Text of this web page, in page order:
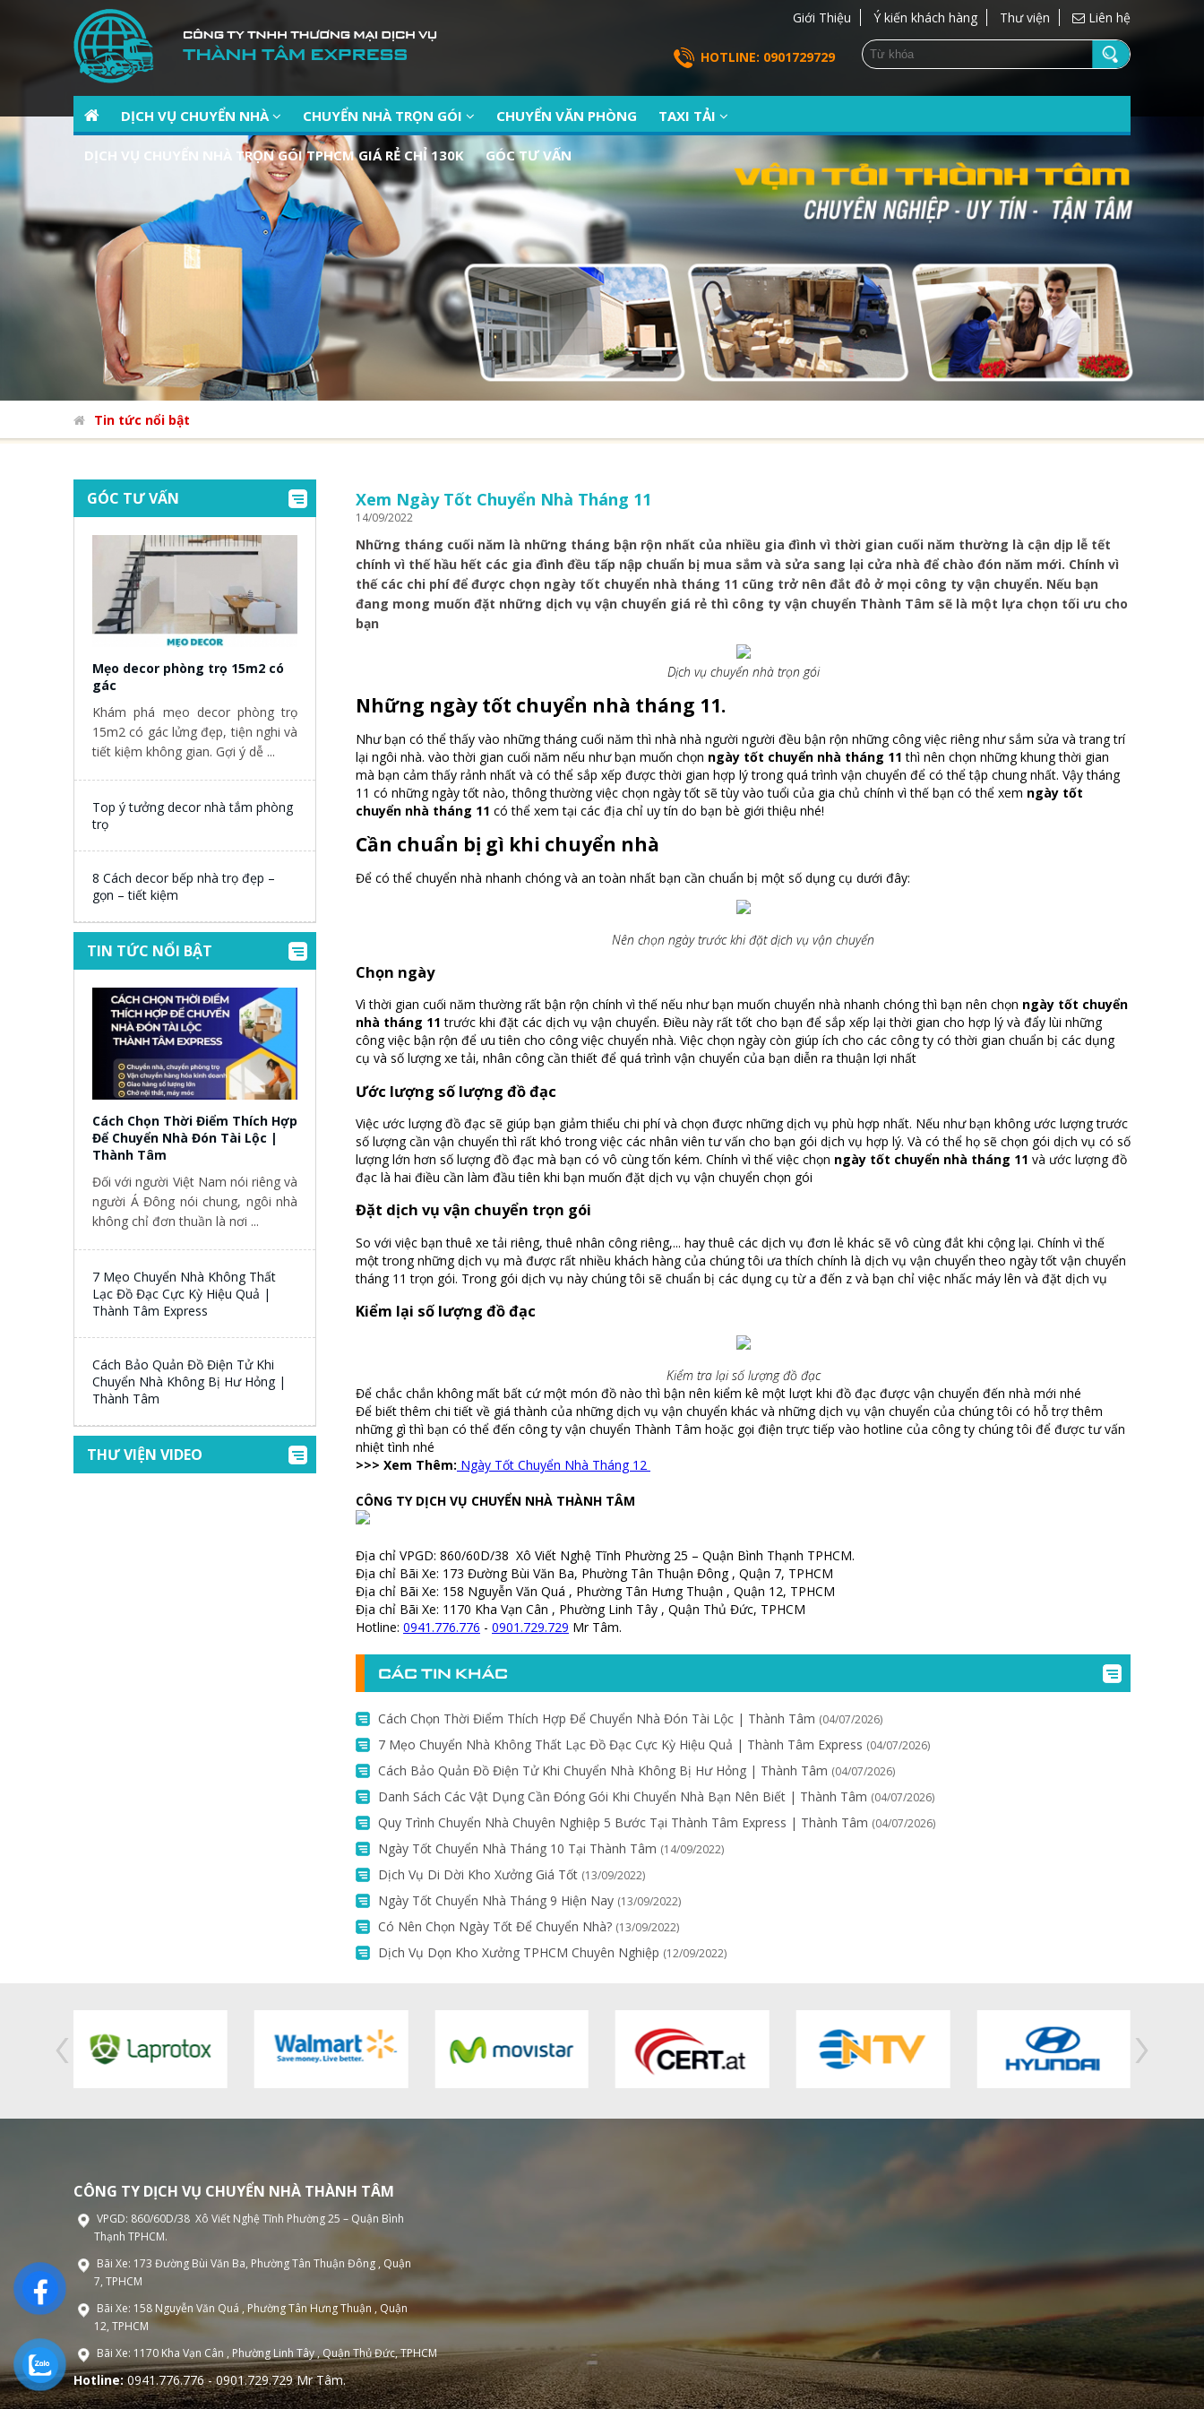
Giới Thiệu Ý kiến khách hàng Thư viện Liên hệ
HOTLINE: 0901729729
DỊCH VỤ CHUYỂN NHÀ CHUYỂN NHÀ TRỌN GÓI CHUYỂN VĂN PHÒNG TAXI TẢI
DỊCH VỤ CHUYỂN NHÀ TRỌN GÓI TPHCM GIÁ RẺ CHỈ 130K GÓC TƯ VẤN
Tin tức nổi bật
GÓC TƯ VẤN
Mẹo decor phòng trọ 15m2 có
gác
Khám phá mẹo decor phòng trọ
15m2 có gác lửng đẹp, tiện nghi và
tiết kiệm không gian. Gợi ý dễ ...
Top ý tưởng decor nhà tắm phòng
trọ
8 Cách decor bếp nhà trọ đẹp –
gọn – tiết kiệm
TIN TỨC NỔI BẬT
Cách Chọn Thời Điểm Thích Hợp
Để Chuyển Nhà Đón Tài Lộc |
Thành Tâm
Đối với người Việt Nam nói riêng và
người Á Đông nói chung, ngôi nhà
không chỉ đơn thuần là nơi ...
7 Mẹo Chuyển Nhà Không Thất
Lạc Đồ Đạc Cực Kỳ Hiệu Quả |
Thành Tâm Express
Cách Bảo Quản Đồ Điện Tử Khi
Chuyển Nhà Không Bị Hư Hỏng |
Thành Tâm
THƯ VIỆN VIDEO
Xem Ngày Tốt Chuyển Nhà Tháng 11
14/09/2022
Những tháng cuối năm là những tháng bận rộn nhất của nhiều gia đình vì thời gian cuối năm thường là cận dịp lễ tết
chính vì thế hầu hết các gia đình đều tấp nập chuẩn bị mua sắm và sửa sang lại cửa nhà để chào đón năm mới. Chính vì
thế các chi phí để được chọn ngày tốt chuyển nhà tháng 11 cũng trở nên đắt đỏ ở mọi công ty vận chuyển. Nếu bạn
đang mong muốn đặt những dịch vụ vận chuyển giá rẻ thì công ty vận chuyển Thành Tâm sẽ là một lựa chọn tối ưu cho
bạn
Dịch vụ chuyển nhà trọn gói
Những ngày tốt chuyển nhà tháng 11.
Như bạn có thể thấy vào những tháng cuối năm thì nhà nhà người người đều bận rộn những công việc riêng như sắm sửa và trang trí
lại ngôi nhà. vào thời gian cuối năm nếu như bạn muốn chọn ngày tốt chuyển nhà tháng 11 thì nên chọn những khung thời gian
mà bạn cảm thấy rảnh nhất và có thể sắp xếp được thời gian hợp lý trong quá trình vận chuyển để có thể tập chung nhất. Vậy tháng
11 có những ngày tốt nào, thông thường việc chọn ngày tốt sẽ tùy vào tuổi của gia chủ chính vì thế bạn có thể xem ngày tốt
chuyển nhà tháng 11 có thể xem tại các địa chỉ uy tín do bạn bè giới thiệu nhé!
Cần chuẩn bị gì khi chuyển nhà
Để có thể chuyển nhà nhanh chóng và an toàn nhất bạn cần chuẩn bị một số dụng cụ dưới đây:
Nên chọn ngày trước khi đặt dịch vụ vận chuyển
Chọn ngày
Vì thời gian cuối năm thường rất bận rộn chính vì thế nếu như bạn muốn chuyển nhà nhanh chóng thì bạn nên chọn ngày tốt chuyển
nhà tháng 11 trước khi đặt các dịch vụ vận chuyển. Điều này rất tốt cho bạn để sắp xếp lại thời gian cho hợp lý và đẩy lùi những
công việc bận rộn để ưu tiên cho công việc chuyển nhà. Việc chọn ngày còn giúp ích cho các công ty có thời gian chuẩn bị các dụng
cụ và số lượng xe tải, nhân công cần thiết để quá trình vận chuyển của bạn diễn ra thuận lợi nhất
Ước lượng số lượng đồ đạc
Việc ước lượng đồ đạc sẽ giúp bạn giảm thiểu chi phí và chọn được những dịch vụ phù hợp nhất. Nếu như bạn không ước lượng trước
số lượng cần vận chuyển thì rất khó trong việc các nhân viên tư vấn cho bạn gói dịch vụ hợp lý. Và có thể họ sẽ chọn gói dịch vụ có số
lượng lớn hơn số lượng đồ đạc mà bạn có vô cùng tốn kém. Chính vì thế việc chọn ngày tốt chuyển nhà tháng 11 và ước lượng đồ
đạc là hai điều cần làm đầu tiên khi bạn muốn đặt dịch vụ vận chuyển chọn gói
Đặt dịch vụ vận chuyển trọn gói
So với việc bạn thuê xe tải riêng, thuê nhân công riêng,... hay thuê các dịch vụ đơn lẻ khác sẽ vô cùng đắt khi cộng lại. Chính vì thế
một trong những dịch vụ mà được rất nhiều khách hàng của chúng tôi ưa thích chính là dịch vụ vận chuyển theo ngày tốt vận chuyển
tháng 11 trọn gói. Trong gói dịch vụ này chúng tôi sẽ chuẩn bị các dụng cụ từ a đến z và bạn chỉ việc nhấc máy lên và đặt dịch vụ
Kiểm lại số lượng đồ đạc
Kiểm tra lại số lượng đồ đạc
Để chắc chắn không mất bất cứ một món đồ nào thì bận nên kiểm kê một lượt khi đồ đạc được vận chuyển đến nhà mới nhé
Để biết thêm chi tiết về giá thành của những dịch vụ vận chuyển khác và những dịch vụ vận chuyển của chúng tôi có hỗ trợ thêm
những gì thì bạn có thể đến công ty vận chuyển Thành Tâm hoặc gọi điện trực tiếp vào hotline của công ty chúng tôi để được tư vấn
nhiệt tình nhé
>>> Xem Thêm: Ngày Tốt Chuyển Nhà Tháng 12
CÔNG TY DỊCH VỤ CHUYỂN NHÀ THÀNH TÂM
Địa chỉ VPGD: 860/60D/38 Xô Viết Nghệ Tĩnh Phường 25 – Quận Bình Thạnh TPHCM.
Địa chỉ Bãi Xe: 173 Đường Bùi Văn Ba, Phường Tân Thuận Đông , Quận 7, TPHCM
Địa chỉ Bãi Xe: 158 Nguyễn Văn Quá , Phường Tân Hưng Thuận , Quận 12, TPHCM
Địa chỉ Bãi Xe: 1170 Kha Vạn Cân , Phường Linh Tây , Quận Thủ Đức, TPHCM
Hotline: 0941.776.776 - 0901.729.729 Mr Tâm.
CÁC TIN KHÁC
Cách Chọn Thời Điểm Thích Hợp Để Chuyển Nhà Đón Tài Lộc | Thành Tâm (04/07/2026)
7 Mẹo Chuyển Nhà Không Thất Lạc Đồ Đạc Cực Kỳ Hiệu Quả | Thành Tâm Express (04/07/2026)
Cách Bảo Quản Đồ Điện Tử Khi Chuyển Nhà Không Bị Hư Hỏng | Thành Tâm (04/07/2026)
Danh Sách Các Vật Dụng Cần Đóng Gói Khi Chuyển Nhà Bạn Nên Biết | Thành Tâm (04/07/2026)
Quy Trình Chuyển Nhà Chuyên Nghiệp 5 Bước Tại Thành Tâm Express | Thành Tâm (04/07/2026)
Ngày Tốt Chuyển Nhà Tháng 10 Tại Thành Tâm (14/09/2022)
Dịch Vụ Di Dời Kho Xưởng Giá Tốt (13/09/2022)
Ngày Tốt Chuyển Nhà Tháng 9 Hiện Nay (13/09/2022)
Có Nên Chọn Ngày Tốt Để Chuyển Nhà? (13/09/2022)
Dịch Vụ Dọn Kho Xưởng TPHCM Chuyên Nghiệp (12/09/2022)
CÔNG TY DỊCH VỤ CHUYỂN NHÀ THÀNH TÂM
VPGD: 860/60D/38 Xô Viết Nghệ Tĩnh Phường 25 – Quận Bình
Thạnh TPHCM.
Bãi Xe: 173 Đường Bùi Văn Ba, Phường Tân Thuận Đông , Quận
7, TPHCM
Bãi Xe: 158 Nguyễn Văn Quá , Phường Tân Hưng Thuận , Quận
12, TPHCM
Bãi Xe: 1170 Kha Vạn Cân , Phường Linh Tây , Quận Thủ Đức, TPHCM
Hotline:0941.776.776 - 0901.729.729 Mr Tâm.